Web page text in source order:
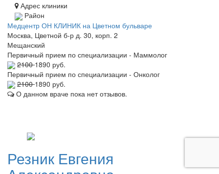
Адрес клиники
Район
Медцентр ОН КЛИНИК на Цветном бульваре
Москва, Цветной б-р д. 30, корп. 2
Мещанский
Первичный прием по специализации - Маммолог
21001890 руб.
Первичный прием по специализации - Онколог
21001890 руб.
О данном враче пока нет отзывов.
Резник Евгения